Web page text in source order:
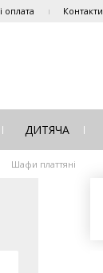
оплата Контакти
ДИТЯЧА
Шафи платтяні